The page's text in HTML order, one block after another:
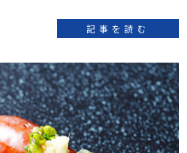
記事を読む